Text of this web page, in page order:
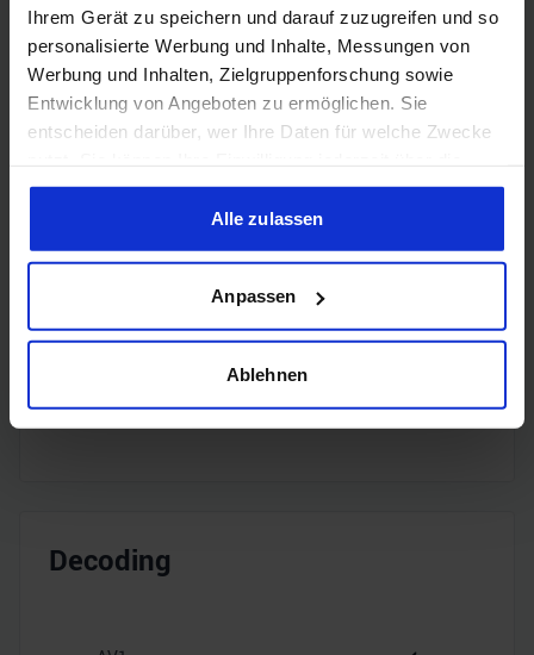
Ihrem Gerät zu speichern und darauf zuzugreifen und so
personalisierte Werbung und Inhalte, Messungen von
Werbung und Inhalten, Zielgruppenforschung sowie
Entwicklung von Angeboten zu ermöglichen. Sie
entscheiden darüber, wer Ihre Daten für welche Zwecke
Cookie-Erklärung oder durch Klicken auf das Privacy
Trigger Symbol ändern oder widerrufen
Informationen über Ihre geografische Lage erfassen,
welche bis auf einige Meter genau sein können
Ihr Gerät durch aktives Scannen nach bestimmten
Erfahren Sie mehr darüber, wie Ihre persönlichen Daten
personalisieren, Funktionen für soziale Medien anbieten
Alle zulassen
Anpassen
Ablehnen
DisplayPort
4x
DisplayPort
2.1b
Encoding
H.265 ✔️
H.264 ✔️
Decoding